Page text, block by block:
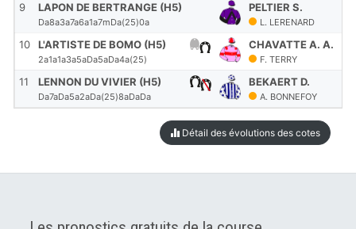
9 LAPON DE BERTRANGE (H5)
Da8a3a7a6a1a7mDa(25)0a
PELTIER S.
L. LERENARD
10 L'ARTISTE DE BOMO (H5)
2a1a1a3a5aDa5aDa4a(25)
CHAVATTE A. A.
F. TERRY
11 LENNON DU VIVIER (H5)
Da7aDa5a2aDa(25)8aDaDa
BEKAERT D.
A. BONNEFOY
Détail des évolutions des cotes